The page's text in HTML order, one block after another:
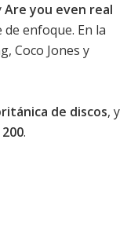
Are you even real
enfoque. En la
Coco Jones y
de discos, y
.